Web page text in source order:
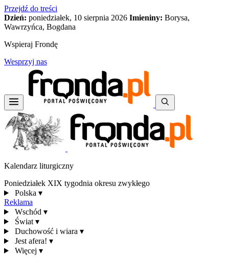
Przejdź do treści
Dzień: poniedziałek, 10 sierpnia 2026 Imieniny: Borysa,
Wawrzyńca, Bogdana
Wspieraj Frondę
Wesprzyj nas
Kalendarz liturgiczny
Poniedziałek XIX tygodnia okresu zwykłego
Polska ▾
Reklama
Wschód ▾
Świat ▾
Duchowość i wiara ▾
Jest afera! ▾
Więcej ▾